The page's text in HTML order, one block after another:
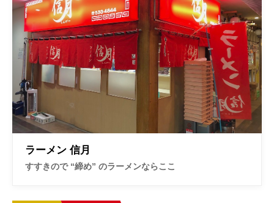
ラーメン 信月
すすきので “締め” のラーメンならここ